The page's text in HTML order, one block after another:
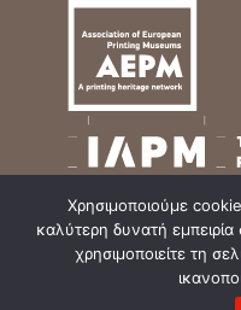
Χρησιμοποιούμε
καλύτερη δυνατή
χρησιμοποιείτε τη